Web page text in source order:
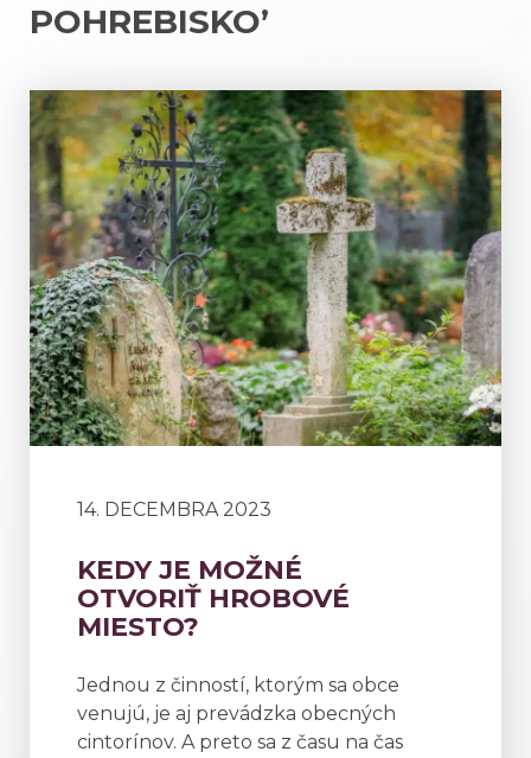
POHREBISKO’
14. DECEMBRA 2023
KEDY JE MOŽNÉ
OTVORIŤ HROBOVÉ
MIESTO?
Jednou z činností, ktorým sa obce
venujú, je aj prevádzka obecných
cintorínov. A preto sa z času na čas